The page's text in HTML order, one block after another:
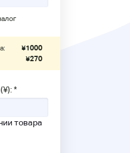
¥1000
¥270
*
товара